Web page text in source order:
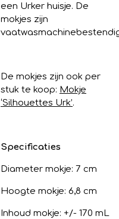
een Urker huisje. De
mokjes zijn
De mokjes zijn ook per
stuk te koop: Mokje
‘Silhouettes Urk’.
Specificaties
Diameter mokje: 7 cm
Hoogte mokje: 6,8 cm
Inhoud mokje: +/- 170 mL